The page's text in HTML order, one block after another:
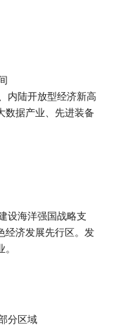
内陆开放型经济新高
数据产业、先进装备
设海洋强国战略支
经济发展先行区。发
分区域